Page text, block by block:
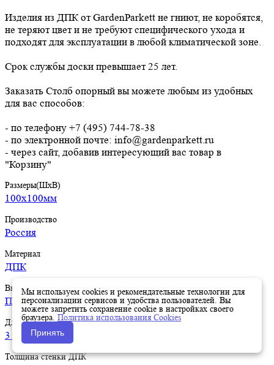
Изделия из ДПК от GardenParkett не гниют, не коробятся,
не теряют цвет и не требуют специфического ухода и
подходят для эксплуатации в любой климатической зоне.
Срок службы доски превышает 25 лет.
Заказать Столб опорный вы можете любым из удобных
для вас способов:
- по телефону +7 (495) 744-78-38
- по электронной почте: info@gardenparkett.ru
- через сайт, добавив интересующий вас товар в
"Корзину"
Размеры(ШхВ)
100х100мм
Производство
Россия
Материал
ДПК
Внешний вид поверхности
Под дерево
Длина
3 метра
Толщина стенки ДПК
Мы используем cookies и рекомендательные технологии для
персонализации сервисов и удобства пользователей. Вы
можете запретить сохранение cookie в настройках своего
браузера. Политика использования Cookies
Принять